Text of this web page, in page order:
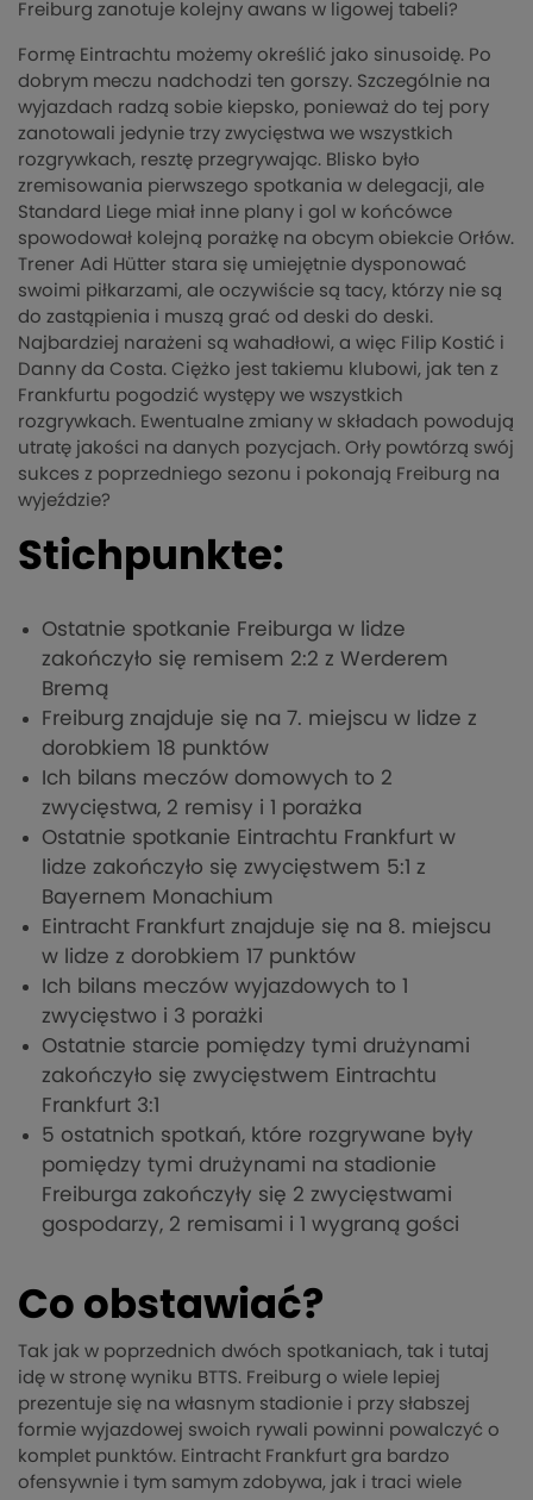
Freiburg zanotuje kolejny awans w ligowej tabeli?
Formę Eintrachtu możemy określić jako sinusoidę. Po
dobrym meczu nadchodzi ten gorszy. Szczególnie na
wyjazdach radzą sobie kiepsko, ponieważ do tej pory
zanotowali jedynie trzy zwycięstwa we wszystkich
rozgrywkach, resztę przegrywając. Blisko było
zremisowania pierwszego spotkania w delegacji, ale
Standard Liege miał inne plany i gol w końcówce
spowodował kolejną porażkę na obcym obiekcie Orłów.
Trener Adi Hütter stara się umiejętnie dysponować
swoimi piłkarzami, ale oczywiście są tacy, którzy nie są
do zastąpienia i muszą grać od deski do deski.
Najbardziej narażeni są wahadłowi, a więc Filip Kostić i
Danny da Costa. Ciężko jest takiemu klubowi, jak ten z
Frankfurtu pogodzić występy we wszystkich
rozgrywkach. Ewentualne zmiany w składach powodują
utratę jakości na danych pozycjach. Orły powtórzą swój
sukces z poprzedniego sezonu i pokonają Freiburg na
wyjeździe?
Stichpunkte:
Ostatnie spotkanie Freiburga w lidze
zakończyło się remisem 2:2 z Werderem
Bremą
Freiburg znajduje się na 7. miejscu w lidze z
dorobkiem 18 punktów
Ich bilans meczów domowych to 2
zwycięstwa, 2 remisy i 1 porażka
Ostatnie spotkanie Eintrachtu Frankfurt w
lidze zakończyło się zwycięstwem 5:1 z
Bayernem Monachium
Eintracht Frankfurt znajduje się na 8. miejscu
w lidze z dorobkiem 17 punktów
Ich bilans meczów wyjazdowych to 1
zwycięstwo i 3 porażki
Ostatnie starcie pomiędzy tymi drużynami
zakończyło się zwycięstwem Eintrachtu
Frankfurt 3:1
5 ostatnich spotkań, które rozgrywane były
pomiędzy tymi drużynami na stadionie
Freiburga zakończyły się 2 zwycięstwami
gospodarzy, 2 remisami i 1 wygraną gości
Co obstawiać?
Tak jak w poprzednich dwóch spotkaniach, tak i tutaj
idę w stronę wyniku BTTS. Freiburg o wiele lepiej
prezentuje się na własnym stadionie i przy słabszej
formie wyjazdowej swoich rywali powinni powalczyć o
komplet punktów. Eintracht Frankfurt gra bardzo
ofensywnie i tym samym zdobywa, jak i traci wiele